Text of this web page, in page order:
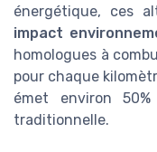
énergétique, ces
impact
homologues à
pour chaque
émet environ
traditionnelle.